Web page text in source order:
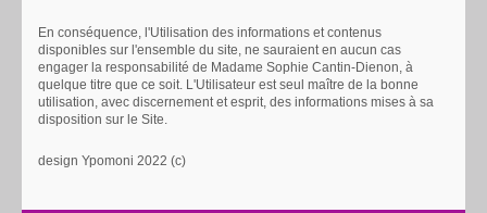
En conséquence, l'Utilisation des informations et contenus
disponibles sur l'ensemble du site, ne sauraient en aucun cas
engager la responsabilité de Madame Sophie Cantin-Dienon, à
quelque titre que ce soit. L'Utilisateur est seul maître de la bonne
utilisation, avec discernement et esprit, des informations mises à sa
disposition sur le Site.
design Ypomoni 2022 (c)